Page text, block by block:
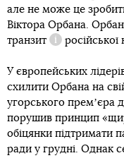
але не може це
Віктора Орбана. Орбан
транзит
Довідка
У європейських
схилити Орбана на
угорського премʼєра
порушив принцип
обіцянки підтримати
ради у грудні. Однак